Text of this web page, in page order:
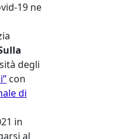
19 ne
degli
con
di
in
al